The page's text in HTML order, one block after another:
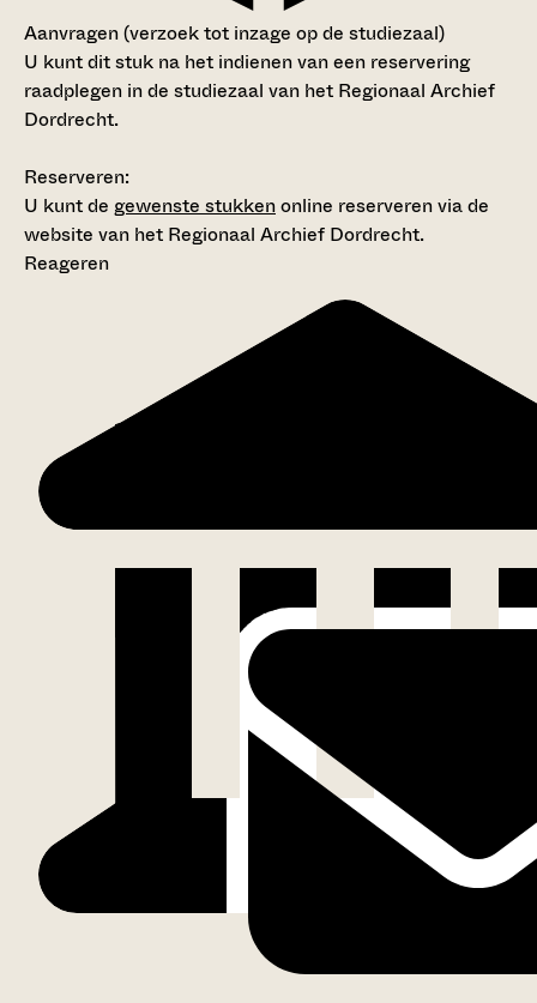
Aanvragen (verzoek tot inzage op de studiezaal)
U kunt dit stuk na het indienen van een reservering
raadplegen in de studiezaal van het Regionaal Archief
Dordrecht.
Reserveren:
U kunt de gewenste stukkenonline reserveren via de
website van het Regionaal Archief Dordrecht.
Reageren